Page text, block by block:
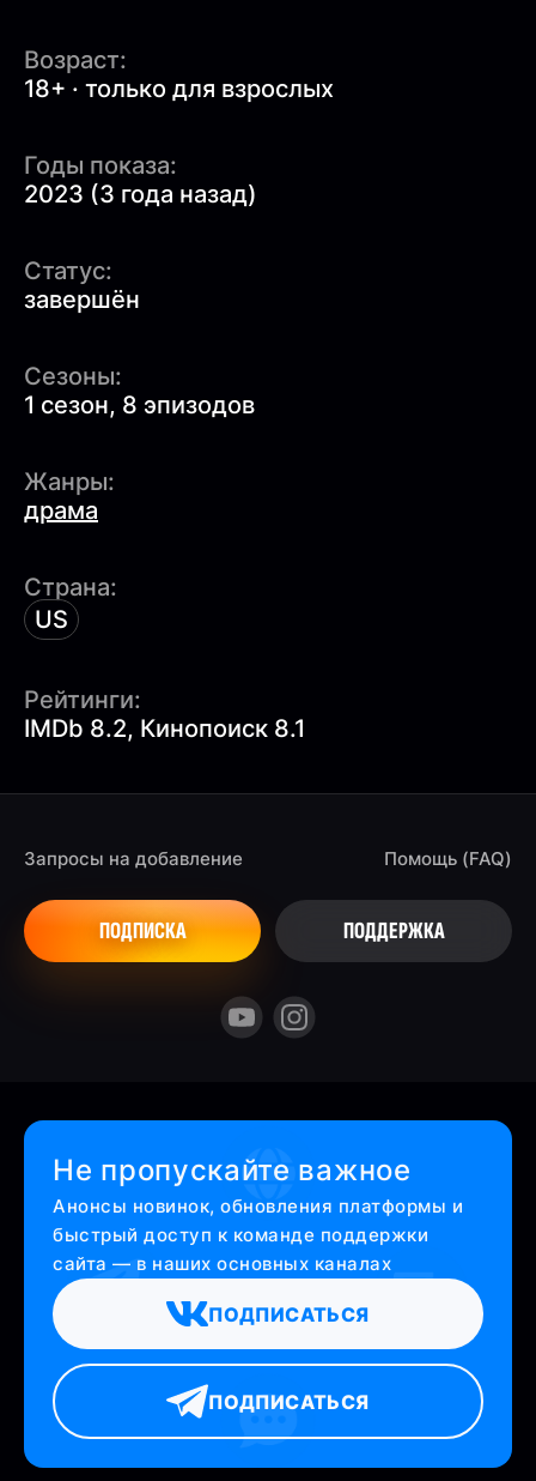
Возраст:
18+ · только для взрослых
Годы показа:
2023 (3 года назад)
Статус:
завершён
Сезоны:
1 сезон, 8 эпизодов
Жанры:
драма
Страна:
US
Рейтинги:
IMDb 8.2, Кинопоиск 8.1
Запросы на добавление
ПОДПИСКА
Помощь (FAQ)
ПОДДЕРЖКА
Не пропускайте важное
Анонсы новинок, обновления платформы и
быстрый доступ к команде поддержки
сайта — в наших основных каналах
ПОДПИСАТЬСЯ
ПОДПИСАТЬСЯ